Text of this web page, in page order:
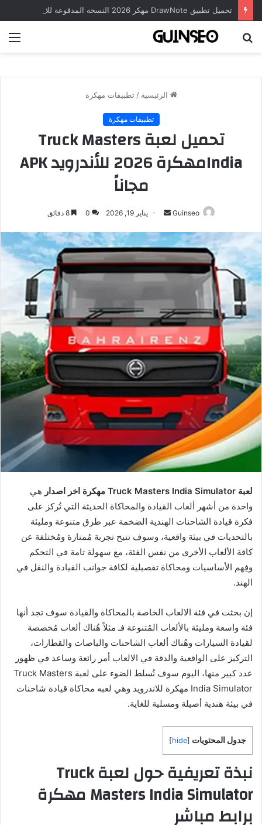
الرئيسية / تطبيقات مهكرة
تطبيقات مهكرة
تحميل لعبة Truck Masters
Indiaمهكرة 2026 للأندرويد APK
مجاناً
Guinseo
أرسل
إلكترونيا
يناير 19, 2026 0
لعبة Truck Masters India Simulator مهكرة اخر اصدار
هي
واحدة من أشهر ألعاب القيادة والمحاكاة الحديثة التي تُركز على
فكرة قيادة الشاحنات الهندية الضخمة عبر طرق متنوعة ومليئة
بالتحديات في بيئة واقعية، وسوف تتيح تجربة مُمتازة ومُختلفة عن
كافة الألعاب الأخرى من نفس الفئة، مع سهولة تامة في التحكم
وفِهم الأساسيات ومحاكاة تفصيلية لكافة جوانب القيادة والنقل في
الهند.
إن بحثت في فئة الالعاب الخاصة بالمحاكاة والقيادة سوف تجد أنها
فئة واسعة ومليئة بالألعاب المُتنوعة فـ مثلاً هُناك ألعاب مُخصصة
لقيادة السيارات وهٌناك ألعاب الشاحنات والباصات والقطارات،
التركيز على الواقعية والدقة في الالعاب أمر رائعة وساعد في ظهور
عدد كبير منها، اليوم سوف نُسلط الضوء على لعبة Truck Masters
India Simulator مهكرة للاندرويد وهي لعبه محاكاة قيادة شاحنات
في بيئة هندية أصيلة ومسلية للغاية.
جدول المحتويات [
hide
]
نبذة تعريفية حول لعبة Truck
Masters India Simulator مهكرة
برابط مباشر